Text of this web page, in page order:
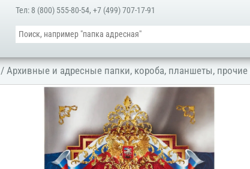
Тел: 8 (800) 555-80-54,+7 (499) 707-17-91
/Архивные и адресные папки, короба, планшеты, прочие